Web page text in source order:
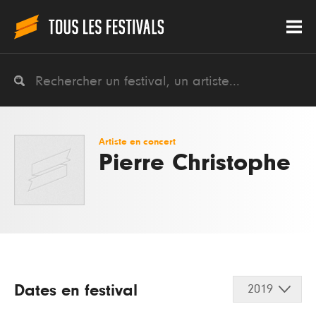
Artiste en concert
Pierre Christophe
Dates en festival 2019